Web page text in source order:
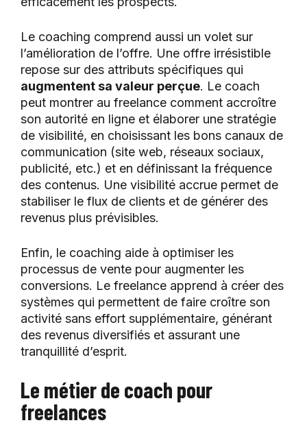
Le coaching comprend aussi un volet sur
l’amélioration de l’offre. Une offre irrésistible
repose sur des attributs spécifiques qui
augmentent sa valeur perçue. Le coach
peut montrer au freelance comment accroître
son autorité en ligne et élaborer une stratégie
de visibilité, en choisissant les bons canaux de
communication (site web, réseaux sociaux,
publicité, etc.) et en définissant la fréquence
des contenus. Une visibilité accrue permet de
stabiliser le flux de clients et de générer des
revenus plus prévisibles.
Enfin, le coaching aide à optimiser les
processus de vente pour augmenter les
conversions. Le freelance apprend à créer des
systèmes qui permettent de faire croître son
activité sans effort supplémentaire, générant
des revenus diversifiés et assurant une
tranquillité d’esprit.
Le métier de coach pour
freelances